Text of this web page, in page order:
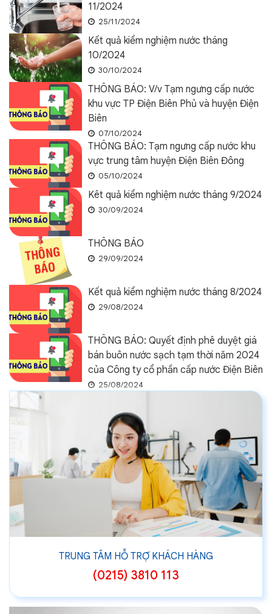
11/2024
25/11/2024
Kết quả kiểm nghiệm nước tháng
10/2024
30/10/2024
THÔNG BÁO: V/v Tạm ngưng cấp nước
khu vực TP Điện Biên Phủ và huyện Điện
Biên
07/10/2024
THÔNG BÁO: Tạm ngưng cấp nước khu
vực trung tâm huyện Điện Biên Đông
05/10/2024
Kêt quả kiểm nghiệm nước tháng 9/2024
30/09/2024
THÔNG BÁO
29/09/2024
Kết quả kiểm nghiệm nước tháng 8/2024
29/08/2024
THÔNG BÁO: Quyết định phê duyệt giá
bán buôn nước sạch tạm thời năm 2024
của Công ty cổ phần cấp nước Điện Biên
25/08/2024
TRUNG TÂM HỖ TRỢ KHÁCH HÀNG
(0215) 3810 113